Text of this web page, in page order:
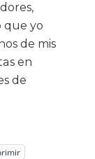
que yo
de mis
en
de